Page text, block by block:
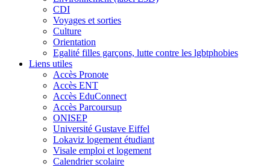
CDI
Voyages et sorties
Culture
Orientation
Egalité filles garçons, lutte contre les lgbtphobies
Liens utiles
Accès Pronote
Accès ENT
Accès EduConnect
Accès Parcoursup
ONISEP
Université Gustave Eiffel
Lokaviz logement étudiant
Visale emploi et logement
Calendrier scolaire